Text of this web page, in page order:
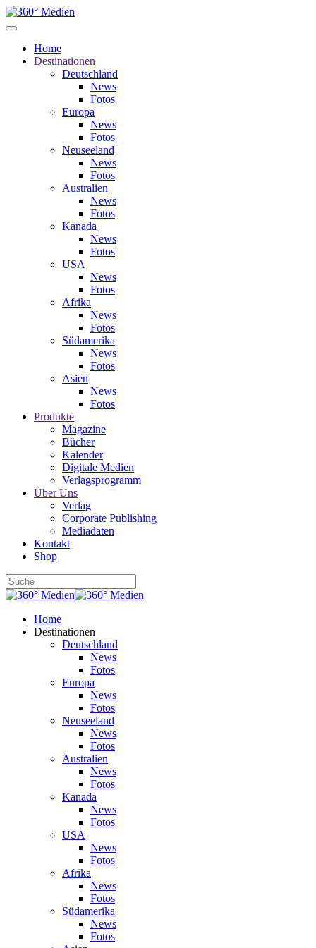
Home
Destinationen
Deutschland
News
Fotos
Europa
News
Fotos
Neuseeland
News
Fotos
Australien
News
Fotos
Kanada
News
Fotos
USA
News
Fotos
Afrika
News
Fotos
Südamerika
News
Fotos
Asien
News
Fotos
Produkte
Magazine
Bücher
Kalender
Digitale Medien
Verlagsprogramm
Über Uns
Verlag
Corporate Publishing
Mediadaten
Kontakt
Shop
Home
Destinationen
Deutschland
News
Fotos
Europa
News
Fotos
Neuseeland
News
Fotos
Australien
News
Fotos
Kanada
News
Fotos
USA
News
Fotos
Afrika
News
Fotos
Südamerika
News
Fotos